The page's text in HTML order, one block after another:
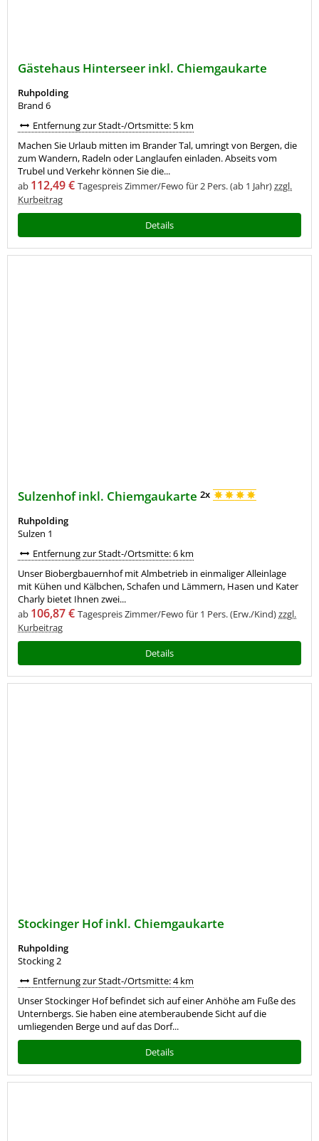
Gästehaus Hinterseer inkl. Chiemgaukarte
Ruhpolding
Brand 6
Entfernung zur Stadt-/Ortsmitte: 5 km
Machen Sie Urlaub mitten im Brander Tal, umringt von Bergen, die
zum Wandern, Radeln oder Langlaufen einladen. Abseits vom
Trubel und Verkehr können Sie die...
ab 112,49 € Tagespreis Zimmer/Fewo für 2 Pers. (ab 1 Jahr)zzgl.
Kurbeitrag
Details
Sulzenhof inkl. Chiemgaukarte 2x
Ruhpolding
Sulzen 1
Entfernung zur Stadt-/Ortsmitte: 6 km
Unser Biobergbauernhof mit Almbetrieb in einmaliger Alleinlage
mit Kühen und Kälbchen, Schafen und Lämmern, Hasen und Kater
Charly bietet Ihnen zwei...
ab 106,87 € Tagespreis Zimmer/Fewo für 1 Pers. (Erw./Kind)zzgl.
Kurbeitrag
Details
Stockinger Hof inkl. Chiemgaukarte
Ruhpolding
Stocking 2
Entfernung zur Stadt-/Ortsmitte: 4 km
Unser Stockinger Hof befindet sich auf einer Anhöhe am Fuße des
Unternbergs. Sie haben eine atemberaubende Sicht auf die
umliegenden Berge und auf das Dorf...
Details